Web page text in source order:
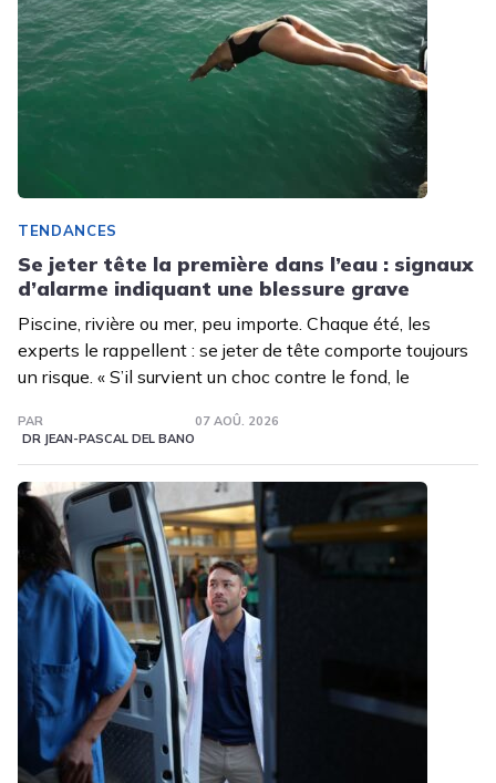
TENDANCES
Se jeter tête la première dans l’eau : signaux
d’alarme indiquant une blessure grave
Piscine, rivière ou mer, peu importe. Chaque été, les
experts le rappellent : se jeter de tête comporte toujours
un risque. « S’il survient un choc contre le fond, le
PAR
DR JEAN-PASCAL DEL BANO
07 AOÛ. 2026